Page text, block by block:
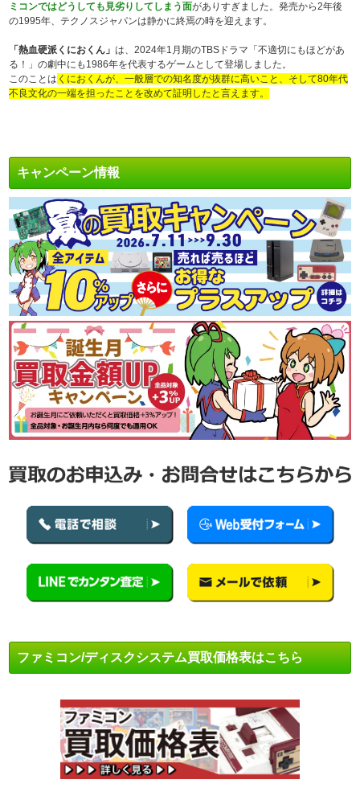
ミコンではどうしても見劣りしてしまう面がありすぎました。発売から2年後
の1995年、テクノスジャパンは静かに終焉の時を迎えます。
「熱血硬派くにおくん」は、2024年1月期のTBSドラマ「不適切にもほどがあ
る！」の劇中にも1986年を代表するゲームとして登場しました。
このことは くにおくんが、一般層での知名度が抜群に高いこと、そして80年代
不良文化の一端を担ったことを改めて証明したと言えます。
キャンペーン情報
ファミコン/ディスクシステム買取価格表はこちら